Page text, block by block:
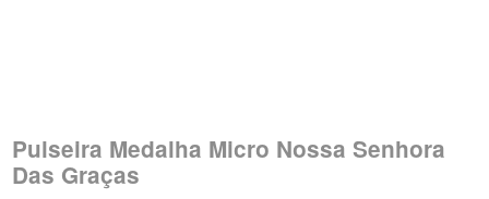
Pulseira Medalha Micro Nossa Senhora
Das Graças